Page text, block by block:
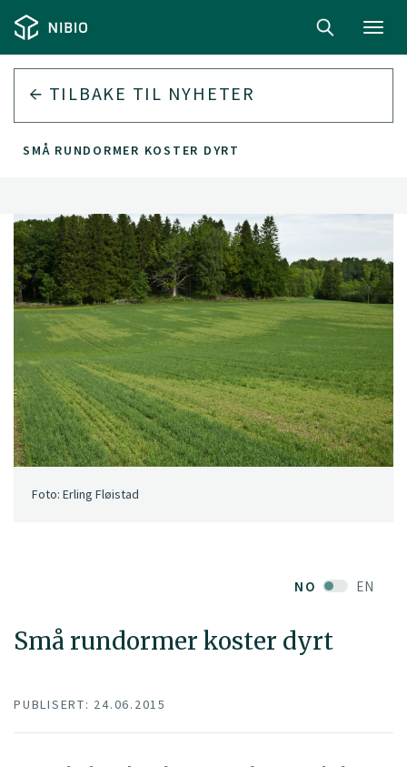
TILBAKE TIL NYHETER
SMÅ RUNDORMER KOSTER DYRT
NO EN
Små rundormer koster dyrt
Foto: Erling Fløistad
PUBLISERT: 24.06.2015